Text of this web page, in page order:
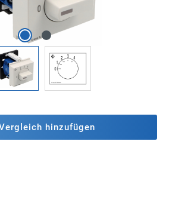
hinzufügen